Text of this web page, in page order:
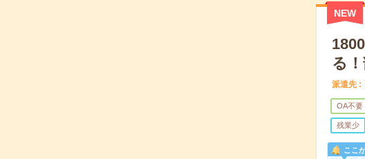
NEW
る
派遣先
OA不要
残業少
ここ